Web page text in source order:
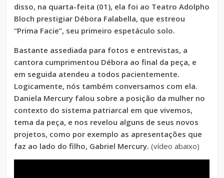
disso, na quarta-feita (01), ela foi ao Teatro Adolpho
Bloch prestigiar Débora Falabella, que estreou
“Prima Facie”, seu primeiro espetáculo solo.
Bastante assediada para fotos e entrevistas, a
cantora cumprimentou Débora ao final da peça, e
em seguida atendeu a todos pacientemente.
Logicamente, nós também conversamos com ela.
Daniela Mercury falou sobre a posição da mulher no
contexto do sistema patriarcal em que vivemos,
tema da peça, e nos revelou alguns de seus novos
projetos, como por exemplo as apresentações que
faz ao lado do filho, Gabriel Mercury. (vídeo abaixo)